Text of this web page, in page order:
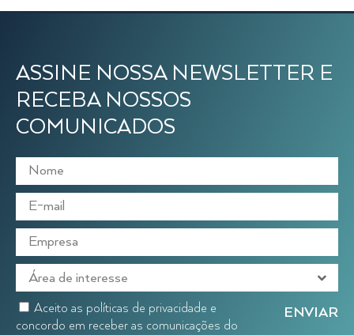
ASSINE NOSSA NEWSLETTER E
RECEBA NOSSOS
COMUNICADOS
Aceito as políticas de privacidade e
concordo em receber as comunicações do